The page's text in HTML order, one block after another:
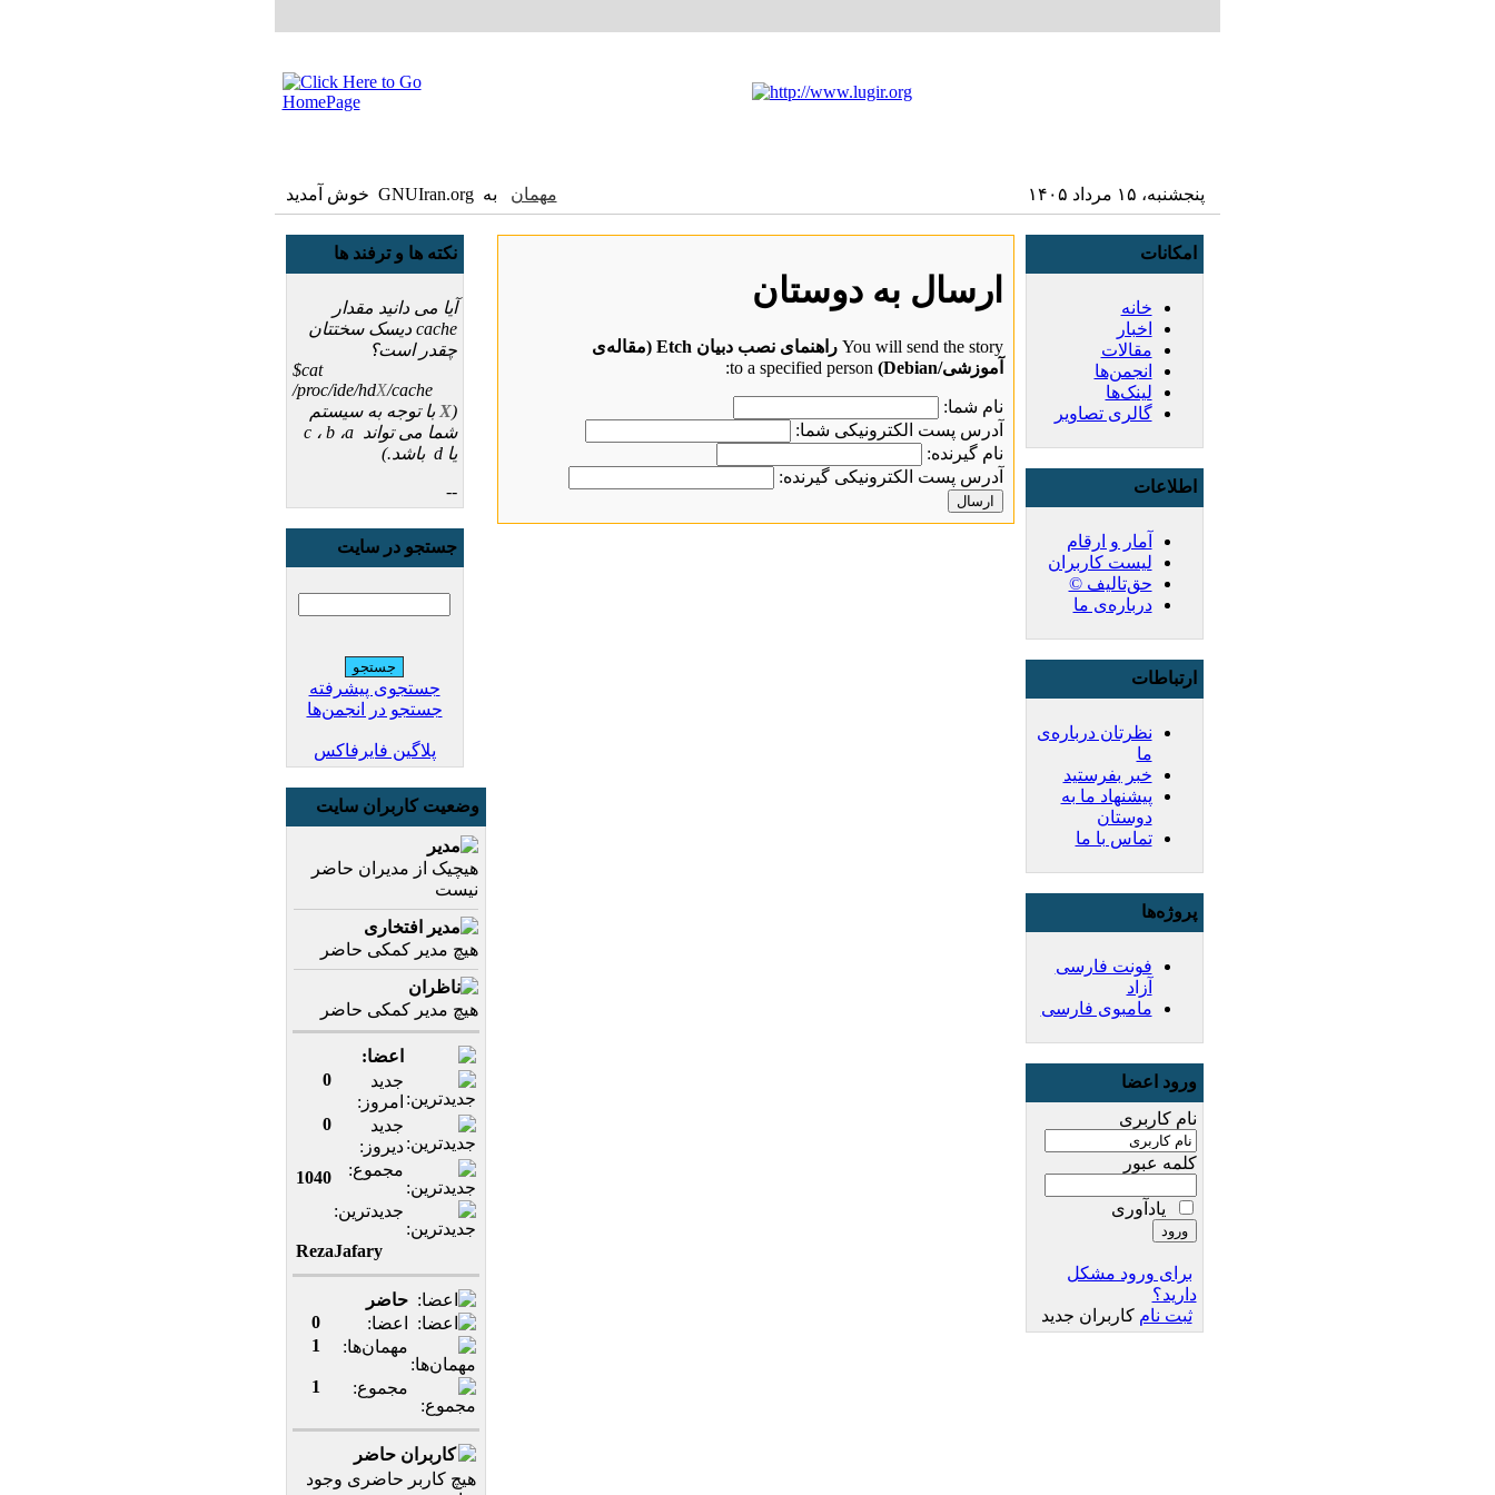
مهمان به GNUIran.org خوش آمدید
نکته ها و ترفند ها
آیا می دانید مقدار
cache دیسک سختتان
چقدر است؟
$cat
/proc/ide/hdX/cache
(
X با توجه به سیستم
شما می تواند c ، b ،a
یا d باشد.)
--
جستجو در سایت
جستجوی پیشرفته
جستجو در انجمن‌ها
پلاگین فایرفاکس
وضعیت کاربران سایت
مدیر
هیچیک از مدیران حاضر
نیست
مدیر افتخاری
هیچ مدیر کمکی حاضر
ناظران
هیچ مدیر کمکی حاضر
اعضا:
جدید
امروز:
0
جدید
دیروز:
0
مجموع:
1040
جدیدترین:
RezaJafary
حاضر
اعضا:
0
مهمان‌ها:
1
مجموع: 1
کاربران حاضر
هیچ کاربر حاضری وجود
ارسال به دوستان
You will send the story
راهنمای نصب دبیان Etch (مقاله‌ی
آموزشی/Debian)
نام شما:
آدرس پست الکترونیکی شما:
نام گیرنده:
آدرس پست الکترونیکی گیرنده:
امکانات
خانه
اخبار
مقالات
انجمن‌ها
لینک‌ها
گالری تصاویر
اطلاعات
آمار و ارقام
لیست کاربران
حق‌تالیف ©
درباره‌ی ما
ارتباطات
نظرتان درباره‌ی
ما
خبر بفرستید
پیشنهاد ما به
دوستان
تماس با ما
پروژه‌ها
فونت فارسی
آزاد
مامبوی فارسی
ورود اعضا
نام کاربری
کلمه عبور
یادآوری
برای ورود مشکل
دارید؟
ثبت نام کاربران جدید